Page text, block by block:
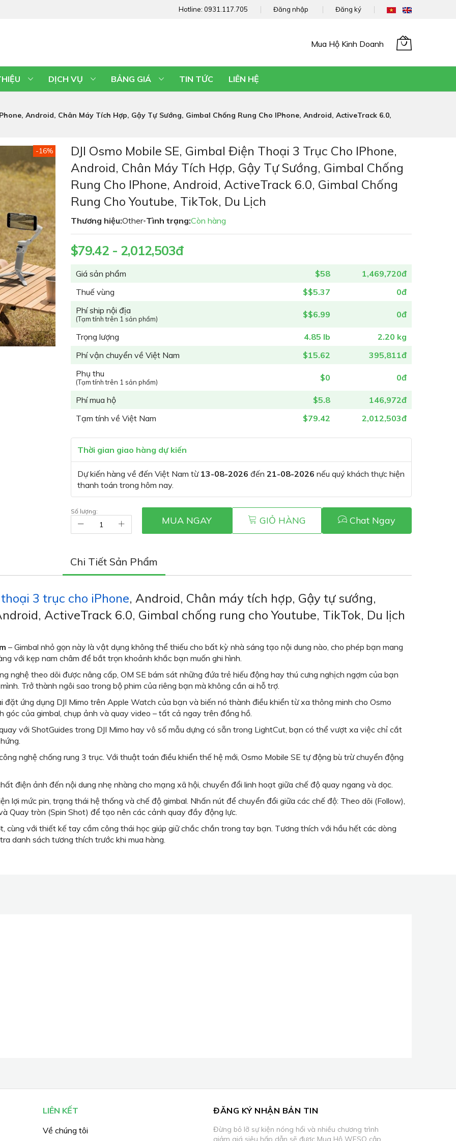
Hotline: 0931.117.705 Đăng nhập Đăng ký
Mua Hộ Kinh Doanh
DỊCH VỤ BẢNG GIÁ TIN TỨC
LIÊN HỆ
Android, Chân Máy Tích Hợp, Gậy Tự Sướng, Gimbal Chống Rung Cho IPhone, Android, ActiveTrack 6.0,
-16%
DJI Osmo Mobile SE, Gimbal Điện Thoại 3 Trục Cho IPhone,
Android, Chân Máy Tích Hợp, Gậy Tự Sướng, Gimbal Chống
Rung Cho IPhone, Android, ActiveTrack 6.0, Gimbal Chống
Rung Cho Youtube, TikTok, Du Lịch
Thương hiệu:Other•Tình trạng:Còn hàng
Giá sản phẩm $58
1,469,720đ
Thuế vùng
$$5.37
0đ
Phí ship nội địa
(Tạm tính trên 1 sản phẩm) $$6.99 0đ
Trọng lượng 4.85 lb
2.20 kg
Phí vận chuyển về Việt Nam
$15.62
395,811đ
Phụ thu
(Tạm tính trên 1 sản phẩm) $0 0đ
Phí mua hộ $5.8
146,972đ
Tạm tính về Việt Nam
$79.42 2,012,503đ
$79.42 - 2,012,503đ
Thời gian giao hàng dự kiến
Dự kiến hàng về đến Việt Nam từ 13-08-2026 đến 21-08-2026 nếu quý khách thực hiện
thanh toán trong hôm nay.
Số lượng:
MUA NGAY GIỎ HÀNG Chat Ngay
Chi Tiết Sản Phẩm
3 trục cho iPhone, Android, Chân máy tích hợp, Gậy tự sướng,
ActiveTrack 6.0, Gimbal chống rung cho Youtube, TikTok, Du lịch
– Gimbal nhỏ gọn này là vật dụng không thể thiếu cho bất kỳ nhà sáng tạo nội dung nào, cho phép bạn mang
với kẹp nam châm để bắt trọn khoảnh khắc bạn muốn ghi hình.
nghệ theo dõi được nâng cấp, OM SE bám sát những đứa trẻ hiếu động hay thú cưng nghịch ngợm của bạn
Trở thành ngôi sao trong bộ phim của riêng bạn mà không cần ai hỗ trợ.
đặt ứng dụng DJI Mimo trên Apple Watch của bạn và biến nó thành điều khiển từ xa thông minh cho Osmo
góc của gimbal, chụp ảnh và quay video – tất cả ngay trên đồng hồ.
với ShotGuides trong DJI Mimo hay vô số mẫu dựng có sẵn trong LightCut, bạn có thể vượt xa việc chỉ cắt
nghệ chống rung 3 trục. Với thuật toán điều khiển thế hệ mới, Osmo Mobile SE tự động bù trừ chuyển động
điện ảnh đến nội dung nhẹ nhàng cho mạng xã hội, chuyển đổi linh hoạt giữa chế độ quay ngang và dọc.
lợi mức pin, trạng thái hệ thống và chế độ gimbal. Nhấn nút để chuyển đổi giữa các chế độ: Theo dõi (Follow),
Quay tròn (Spin Shot) để tạo nên các cảnh quay đầy động lực.
cùng với thiết kế tay cầm công thái học giúp giữ chắc chắn trong tay bạn. Tương thích với hầu hết các dòng
danh sách tương thích trước khi mua hàng.
LIÊN KẾT
Về chúng tôi
ĐĂNG KÝ NHẬN BẢN TIN
Đừng bỏ lỡ sự kiện nóng hổi và nhiều chương trình
giảm giá siêu hấp dẫn sẽ được Mua Hộ WESO cập